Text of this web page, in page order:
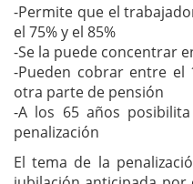
-Permite que el
el 75% y el 85%
-Se la puede concentrar
-Pueden cobrar entre el
otra parte de pensión
-A los 65 años
penalización
El tema de la